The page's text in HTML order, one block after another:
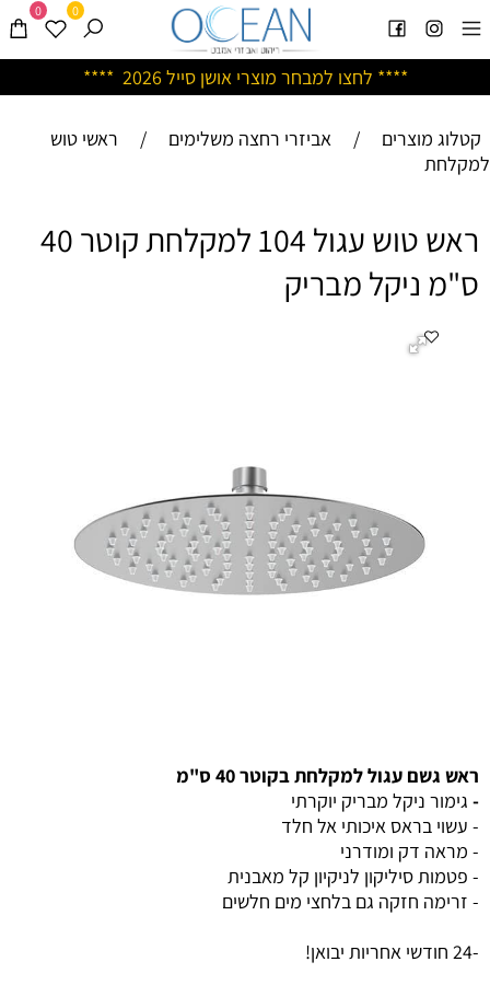
**** לחצו למבחר מוצרי אושן סייל 2026 ****
0 0
קטלוג מוצרים / אביזרי רחצה משלימים /
ראשי טוש
למקלחת
ראש טוש עגול 104 למקלחת קוטר 40
ס"מ ניקל מבריק
ראש גשם עגול למקלחת בקוטר 40 ס"מ
- גימור ניקל מבריק יוקרתי
- עשוי בראס איכותי אל חלד
- מראה דק ומודרני
- פטמות סיליקון לניקיון קל מאבנית
- זרימה חזקה גם בלחצי מים חלשים
-24 חודשי אחריות יבואן!